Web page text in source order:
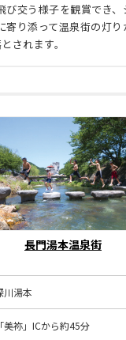
び交う様子を観賞でき
寄り添って温泉街の灯
されます。
長門湯本温泉街
川湯本
美祢」ICから約45分